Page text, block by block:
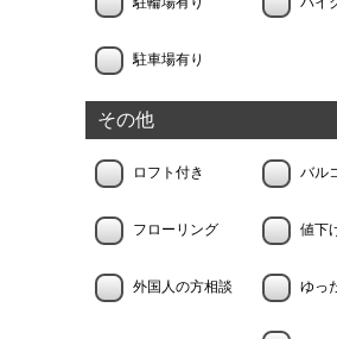
駐輪場有り バイ
駐車場有り
その他
ロフト付き バル
フローリング 値下
外国人の方相談 ゆっ